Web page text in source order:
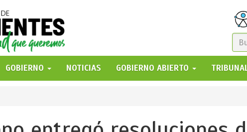
GO!
GOBIERNO NOTICIAS GOBIERNO ABIERTO